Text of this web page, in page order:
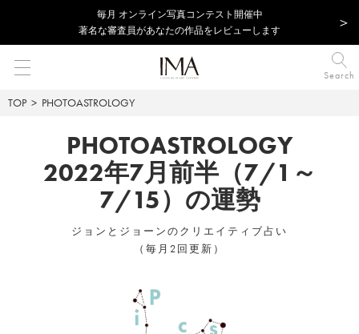
毎⽉ オンライン写真コンテスト開催中
著名な審査員があなたの作品をレビューします
Search
TOP PHOTOASTROLOGY
PHOTOASTROLOGY
2022年7月前半（7/1～
7/15）の運勢
ジョンとジョーンのクリエイティブ占い
（毎月2回更新）